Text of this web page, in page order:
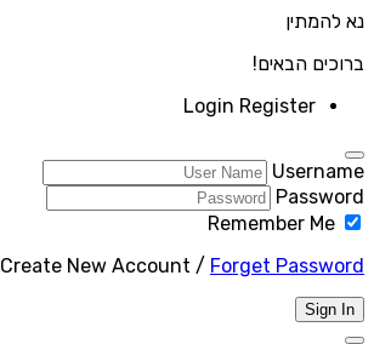
נא להמתין
ברוכים הבאים!
Login Register
Username
Password
Remember Me
Create New Account / Forget Password?
Sign In